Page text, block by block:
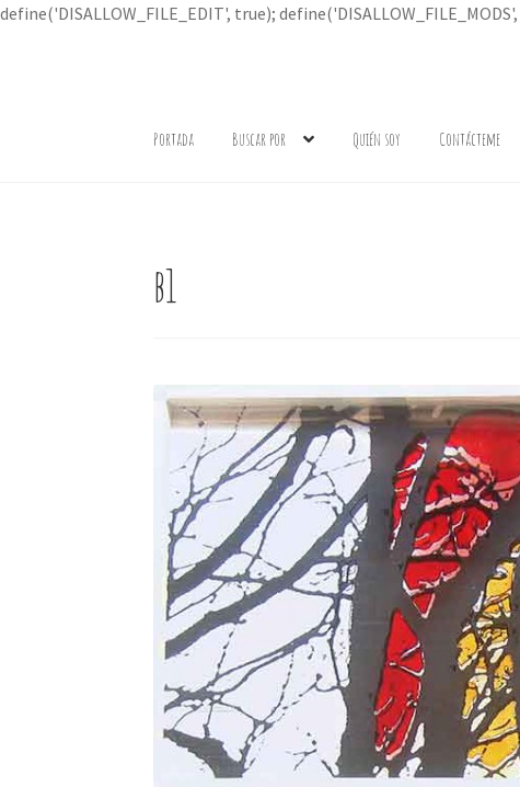
define('DISALLOW_FILE_EDIT', true);
la
contenido
Portada Buscar por Quién soy Contácteme
b1